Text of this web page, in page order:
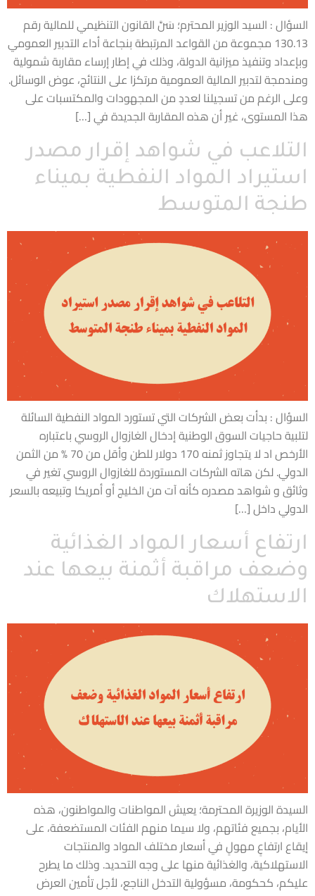
السؤال : السيد الوزير المحترم؛ سَنَّ القانون التنظيمي للمالية رقم
130.13 مجموعة من القواعد المرتبطة بنجاعة أداء التدبير العمومي
وبإعداد وتنفيذ ميزانية الدولة، وذلك في إطار إرساء مقاربة شمولية
ومندمجة لتدبير المالية العمومية مرتكزا على النتائج، عوض الوسائل.
وعلى الرغم من تسجيلنا لعددٍ من المجهودات والمكتسبات على
هذا المستوى، غير أن هذه المقاربة الجديدة في […]
التلاعب في شواهد إقرار مصدر
استيراد المواد النفطية بميناء
طنجة المتوسط
السؤال : بدأت بعض الشركات التي تستورد المواد النفطية السائلة
لتلبية حاجيات السوق الوطنية إدخال الغازوال الروسي باعتباره
الأرخص اد لا يتجاوز ثمنه 170 دولار للطن وأقل من 70 % من الثمن
الدولي. لكن هاته الشركات المستوردة للغازوال الروسي تغير في
وثائق و شواهد مصدره كأنه آت من الخليج أو أمريكا وتبيعه بالسعر
الدولي داخل […]
ارتفاع أسعار المواد الغذائية
وضعف مراقبة أثمنة بيعها عند
الاستهلاك
السيدة الوزيرة المحترمة؛ يعيش المواطنات والمواطنون، هذه
الأيام، بجميع فئاتهم، ولا سيما منهم الفئات المستضعفة، على
إيقاع ارتفاعٍ مهولٍ في أسعار مختلف المواد والمنتجات
الاستهلاكية، والغذائية منها على وجه التحديد. وذلك ما يطرح
عليكم، كحكومة، مسؤولية التدخل الناجع، لأجل تأمين العرض